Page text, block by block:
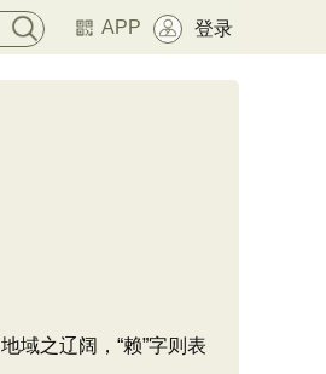
APP 登录
域之辽阔，“赖”字则表